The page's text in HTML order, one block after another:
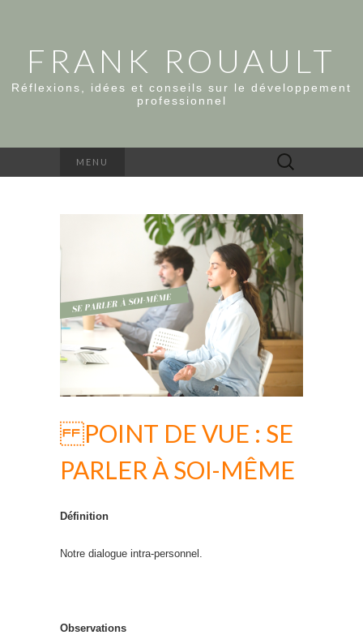
FRANK ROUAULT
Réflexions, idées et conseils sur le développement
professionnel
MENU Rechercher :
POINT DE VUE : SE
PARLER À SOI-MÊME
Définition
Notre dialogue intra-personnel.
Observations